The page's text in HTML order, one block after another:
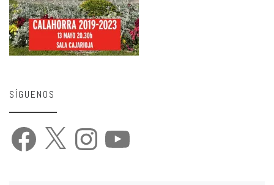
SÍGUENOS
Facebook Instagram YouTube